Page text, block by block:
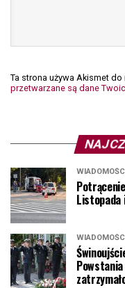
Ta strona używa Akismet do
przetwarzane są dane
Listopada